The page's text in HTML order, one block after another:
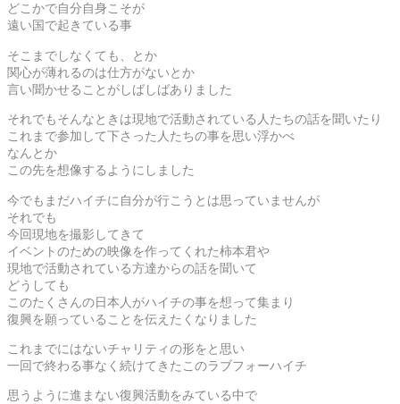
どこかで自分自身こそが
遠い国で起きている事
そこまでしなくても、とか
関心が薄れるのは仕方がないとか
言い聞かせることがしばしばありました
それでもそんなときは現地で活動されている人たちの話を聞いたり
これまで参加して下さった人たちの事を思い浮かべ
なんとか
この先を想像するようにしました
今でもまだハイチに自分が行こうとは思っていませんが
それでも
今回現地を撮影してきて
イベントのための映像を作ってくれた柿本君や
現地で活動されている方達からの話を聞いて
どうしても
このたくさんの日本人がハイチの事を想って集まり
復興を願っていることを伝えたくなりました
これまでにはないチャリティの形をと思い
一回で終わる事なく続けてきたこのラブフォーハイチ
思うように進まない復興活動をみている中で